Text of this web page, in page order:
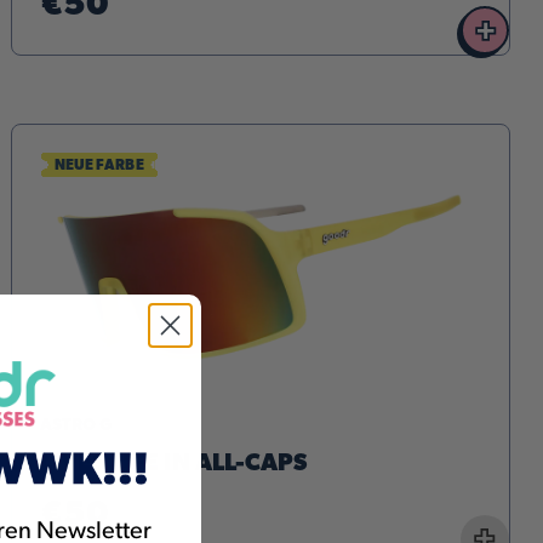
+
NEUE FARBE
LIVES LIFE IN ALL-CAPS
€50
Newsletter